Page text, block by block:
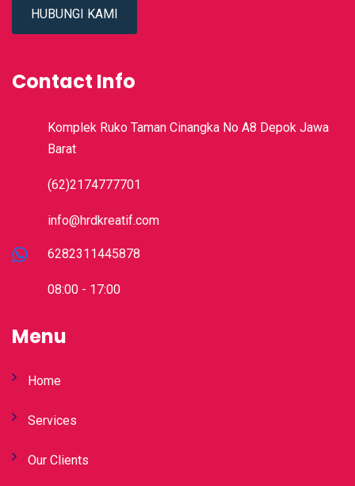
HUBUNGI KAMI
Contact Info
Komplek Ruko Taman Cinangka No A8 Depok Jawa
Barat
(62)2174777701
info@hrdkreatif.com
6282311445878
08:00 - 17:00
Menu
Home
Services
Our Clients